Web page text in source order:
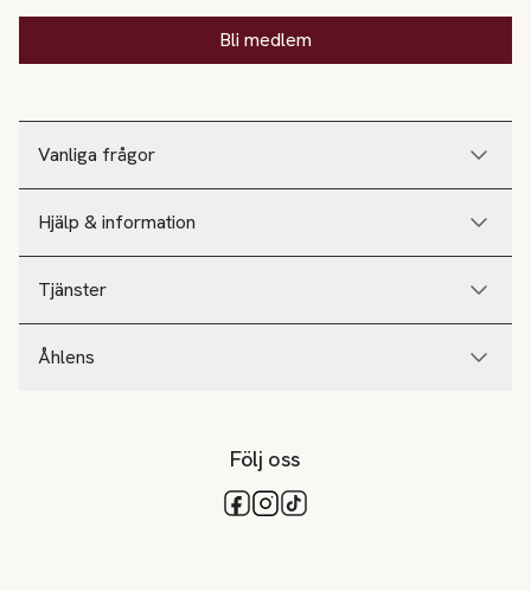
Vanliga frågor
Hjälp & information
Tjänster
Åhlens
Bli medlem
Följ oss